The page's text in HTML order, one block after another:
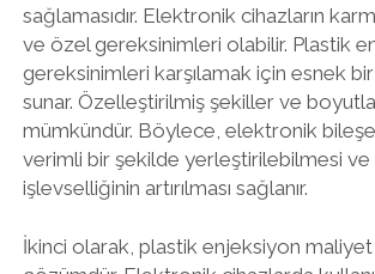
sağlamasıdır. Elektronik cihazların
ve özel gereksinimleri olabilir. Plastik
gereksinimleri karşılamak için esnek
sunar. Özelleştirilmiş şekiller ve
mümkündür. Böylece, elektronik
verimli bir şekilde yerleştirilebilmesi ve
işlevselliğinin artırılması sağlanır.
İkinci olarak, plastik enjeksiyon